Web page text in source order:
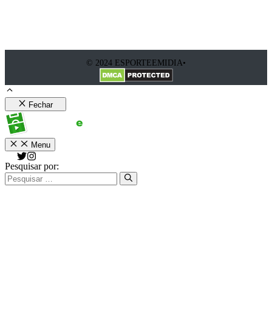
© 2024 ESPORTEEMIDIA•
Fechar
Menu
Pesquisar por: